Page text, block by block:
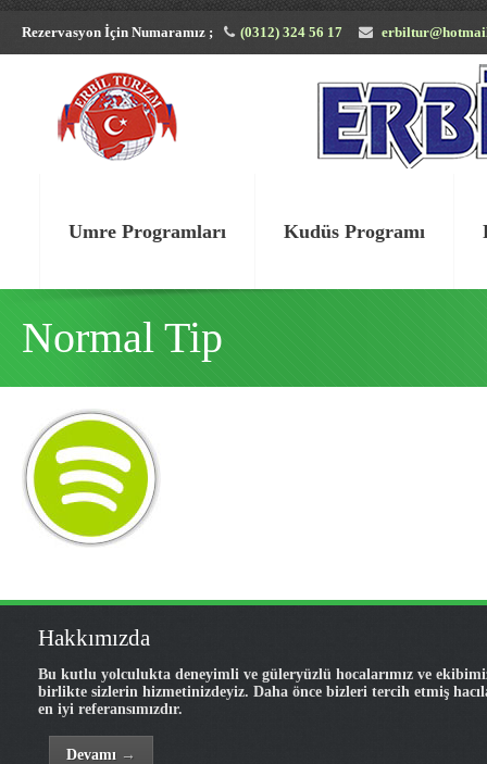
Rezervasyon İçin Numaramız ; (0312) 324 56 17
Umre Programları Kudüs Programı
Normal Tip
Hakkımızda
Bu kutlu yolculukta deneyimli ve güleryüzlü hocalarımız ve
birlikte sizlerin hizmetinizdeyiz. Daha önce bizleri tercih etmiş
en iyi referansımızdır.
Devamı →